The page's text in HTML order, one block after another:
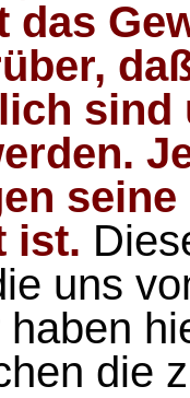
das
sind
ist.
uns
die